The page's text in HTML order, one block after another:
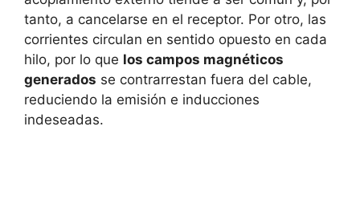
tanto, a cancelarse en el receptor. Por otro, las
corrientes circulan en sentido opuesto en cada
hilo, por lo que los campos magnéticos
generados se contrarrestan fuera del cable,
reduciendo la emisión e inducciones
indeseadas.